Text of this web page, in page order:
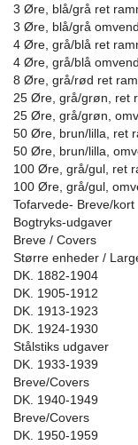
3 Øre, blå/grå ret
3 Øre, blå/grå
4 Øre, grå/blå ret
4 Øre, grå/blå
8 Øre, grå/rød ret
25 Øre, grå/grøn, ret
25 Øre, grå/grøn,
50 Øre, brun/lilla, ret
50 Øre, brun/lilla,
100 Øre, grå/gul, ret
100 Øre, grå/gul,
Tofarvede- Breve/kort
Bogtryks-udgaver
Breve / Covers
Større enheder /
DK. 1882-1904
DK. 1905-1912
DK. 1913-1923
DK. 1924-1930
Stålstiks udgaver
DK. 1933-1939
Breve/Covers
DK. 1940-1949
Breve/Covers
DK. 1950-1959